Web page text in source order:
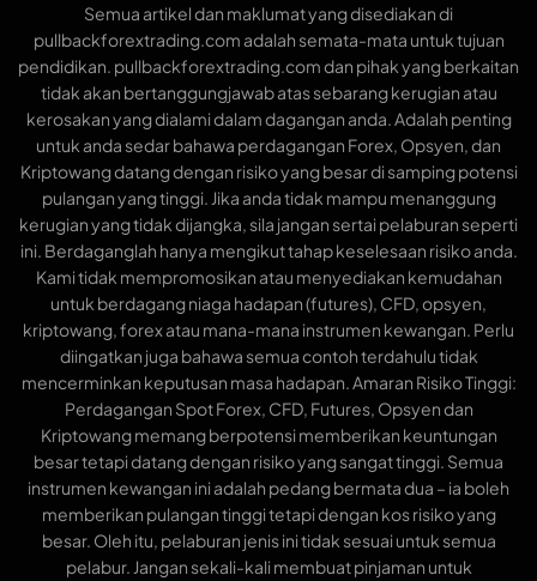
Semua artikel dan maklumat yang disediakan di
pullbackforextrading.com adalah semata-mata untuk tujuan
pendidikan. pullbackforextrading.com dan pihak yang berkaitan
tidak akan bertanggungjawab atas sebarang kerugian atau
kerosakan yang dialami dalam dagangan anda. Adalah penting
untuk anda sedar bahawa perdagangan Forex, Opsyen, dan
Kriptowang datang dengan risiko yang besar di samping potensi
pulangan yang tinggi. Jika anda tidak mampu menanggung
kerugian yang tidak dijangka, sila jangan sertai pelaburan seperti
ini. Berdaganglah hanya mengikut tahap keselesaan risiko anda.
Kami tidak mempromosikan atau menyediakan kemudahan
untuk berdagang niaga hadapan (futures), CFD, opsyen,
kriptowang, forex atau mana-mana instrumen kewangan. Perlu
diingatkan juga bahawa semua contoh terdahulu tidak
mencerminkan keputusan masa hadapan. Amaran Risiko Tinggi:
Perdagangan Spot Forex, CFD, Futures, Opsyen dan
Kriptowang memang berpotensi memberikan keuntungan
besar tetapi datang dengan risiko yang sangat tinggi. Semua
instrumen kewangan ini adalah pedang bermata dua – ia boleh
memberikan pulangan tinggi tetapi dengan kos risiko yang
besar. Oleh itu, pelaburan jenis ini tidak sesuai untuk semua
pelabur. Jangan sekali-kali membuat pinjaman untuk